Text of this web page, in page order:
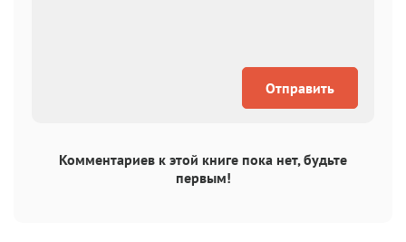
Отправить
Комментариев к этой книге пока нет, будьте
первым!